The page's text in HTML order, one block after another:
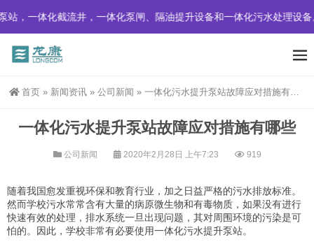
，一体化截流井，一体化泵闸、隔油提升设备和一体化污水处理设备
首页 » 新闻资讯 » 公司新闻 » 一体化污水提升泵站故障应对措施有哪些
一体化污水提升泵站故障应对措施有哪些
公司新闻 2020年2月28日 上午7:23 919
随着我国愈发重视环保和教育行业，加之日益严格的污水排放标准。
然而学校污水常常含有大量的病原微生物和有毒物质，如果没有进行
快速有效的处理，排水系统一旦出现问题，其对周围环境的污染是可
怕的。因此，学校非常有必要使用一体化污水提升泵站。